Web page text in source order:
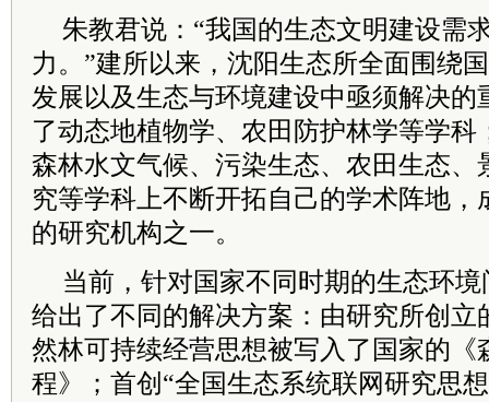
朱教君说：“我国的生态文明建设需
力。”建所以来，沈阳生态所全面围绕
发展以及生态与环境建设中亟须解决的
了动态地植物学、农田防护林学等学科
森林水文气候、污染生态、农田生态、
究等学科上不断开拓自己的学术阵地，
的研究机构之一。
当前，针对国家不同时期的生态环
给出了不同的解决方案：由研究所创立
然林可持续经营思想被写入了国家的《
程》；首创“全国生态系统联网研究思